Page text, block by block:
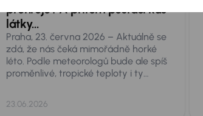
přehřeje? A přitom postačí kus
látky…
Praha, 23. června 2026 – Aktuálně se
zdá, že nás čeká mimořádně horké
léto. Podle meteorologů bude ale spíš
proměnlivé, tropické teploty i ty
představují akutní nebezpečí pro
23.06.2026